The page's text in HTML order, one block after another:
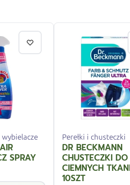
SPRAY
Perełki i chusteczki
DR BECKMANN
CHUSTECZKI DO
CIEMNYCH
10SZT